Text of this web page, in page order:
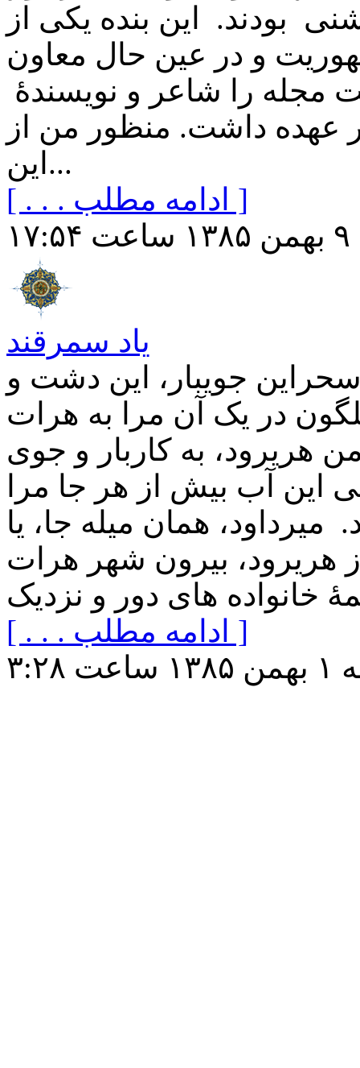
بودند. این بنده یکی از
و در عین حال معاون
مجله را شاعر و نویسندۀ
عهده داشت. منظور من از
این...
[ . . . ادامه مطلب ]
یاد سمرقند
جویبار، این دشت و
در یک آن مرا به هرات
هریرود، به کاربار و جوی
این آب بیش از هر جا مرا
میرداود، همان میله جا، یا
هریرود، بیرون شهر هرات
[ . . . ادامه مطلب ]